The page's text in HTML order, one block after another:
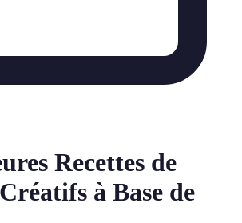
Recettes de
à Base de